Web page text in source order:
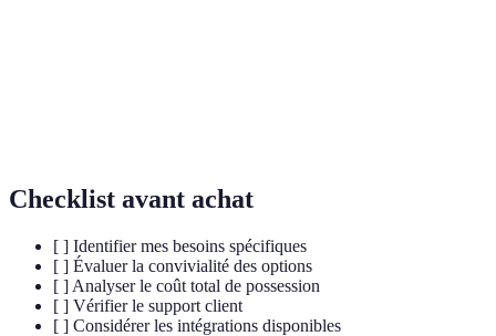
Checklist avant achat
[ ] Identifier mes besoins spécifiques
[ ] Évaluer la convivialité des options
[ ] Analyser le coût total de possession
[ ] Vérifier le support client
[ ] Considérer les intégrations disponibles